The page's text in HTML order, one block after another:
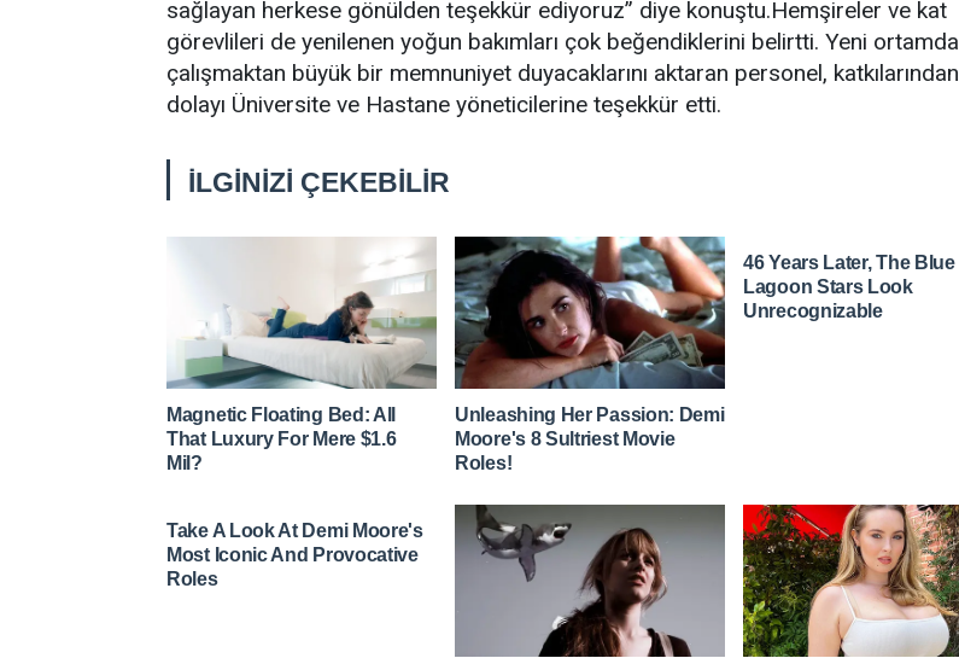
sağlayan herkese gönülden teşekkür ediyoruz” diye konuştu.Hemşireler ve kat
görevlileri de yenilenen yoğun bakımları çok beğendiklerini belirtti. Yeni ortamda
çalışmaktan büyük bir memnuniyet duyacaklarını aktaran personel, katkılarından
dolayı Üniversite ve Hastane yöneticilerine teşekkür etti.